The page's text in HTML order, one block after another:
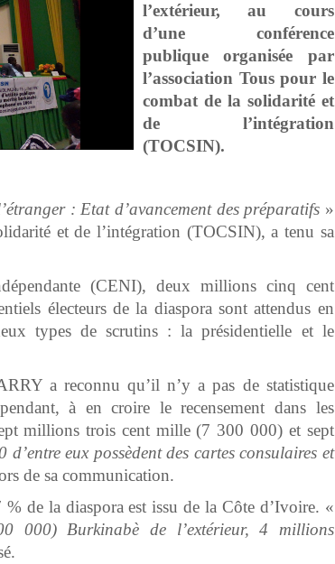
l’extérieur, au cours
d’une conférence
publique organisée par
l’association Tous pour le
combat de la solidarité et
de l’intégration
(TOCSIN).
: Etat d’avancement des préparatifs »
et de l’intégration (TOCSIN), a tenu sa
(CENI), deux millions cinq cent
électeurs de la diaspora sont attendus en
types de scrutins : la présidentielle et le
a reconnu qu’il n’y a pas de statistique
à en croire le recensement dans les
millions trois cent mille (7 300 000) et sept
d’entre eux possèdent des cartes consulaires et
de sa communication.
de la diaspora est issu de la Côte d’Ivoire. «
000) Burkinabè de l’extérieur, 4 millions